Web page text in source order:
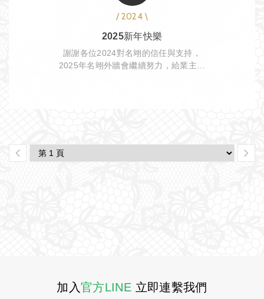
/ 2024 \
2025新年快樂
謝謝各位2024對名翊的信任與支持，
2025年名翊外牆會繼續努力，給業主滿
加入官方LINE 立即連繫我們